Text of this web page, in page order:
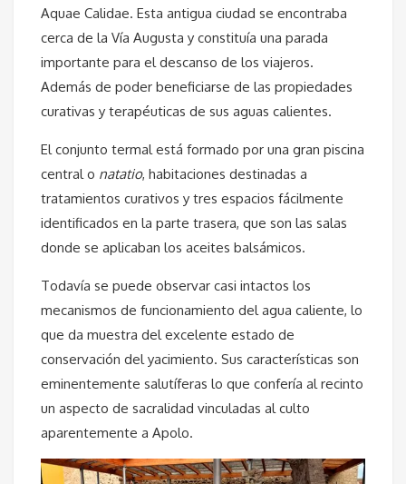
Aquae Calidae. Esta antigua ciudad se encontraba
cerca de la Vía Augusta y constituía una parada
importante para el descanso de los viajeros.
Además de poder beneficiarse de las propiedades
curativas y terapéuticas de sus aguas calientes.
El conjunto termal está formado por una gran piscina
central o natatio, habitaciones destinadas a
tratamientos curativos y tres espacios fácilmente
identificados en la parte trasera, que son las salas
donde se aplicaban los aceites balsámicos.
Todavía se puede observar casi intactos los
mecanismos de funcionamiento del agua caliente, lo
que da muestra del excelente estado de
conservación del yacimiento. Sus características son
eminentemente salutíferas lo que confería al recinto
un aspecto de sacralidad vinculadas al culto
aparentemente a Apolo.